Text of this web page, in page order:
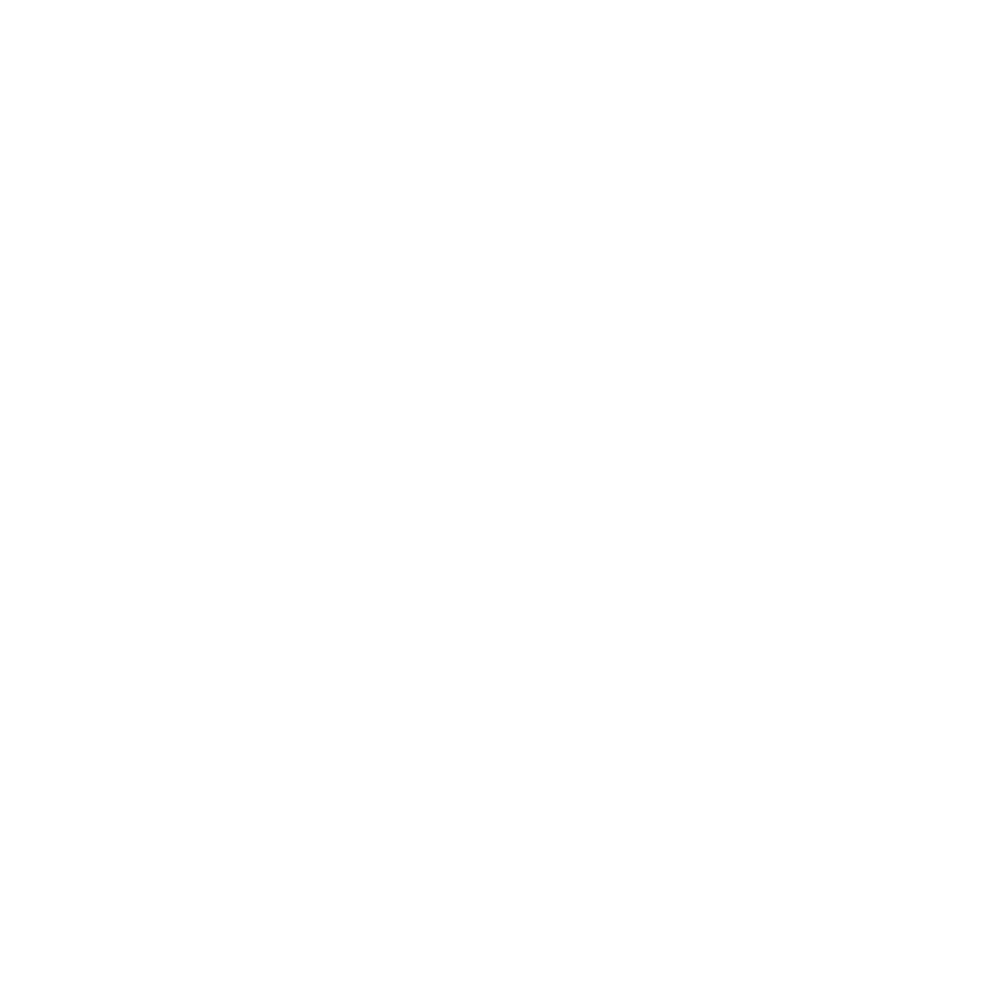
má 72 pokojů. V hotelu se nachází recepce otevřená 24 hodin denně (přihlášení je možné od 14:30 hodin, odhlášení do 12:00 hodin),
O blaho hostů se stará restaurace. Wi-Fi je hotelovým hostům k dispozici zdarma. Úklid pokojů, pokojový servis a služba žehlení
a obědu nebo večeře (také dětské menu). All inclusive: snídaně, obědy a večeře. Snídaně, obědy a večeře pouze ve vybraných
- 00:00 hod.), pivo (10:00 - 00:00 hod.) a víno (10:00 - 00:00 hod.). All inclusive Light zahrnuje snídaně, obědy a večeře. Snídaně,
Dále Také internet zdarma.
a masáže za poplatek. Hřiště.
nebo jedním lůžkem, sklápěcím lůžkem, dětskou postýlkou (zdarma), vytápěním (individuálně regulovatelným), varnou konvicí
kauci) a kabel./satelit.TV s plochou obrazovkou a také individuálně regulovatelnou klimatizací. Ručníky jsou měněny 3x za týden. Velikost:
nebo jedním lůžkem, sklápěcím lůžkem, dětskou postýlkou (zdarma), vytápěním (individuálně regulovatelným), varnou konvicí
kauci) a kabel./satelit.TV s plochou obrazovkou a také individuálně regulovatelnou klimatizací. Ručníky jsou měněny 3x za týden.